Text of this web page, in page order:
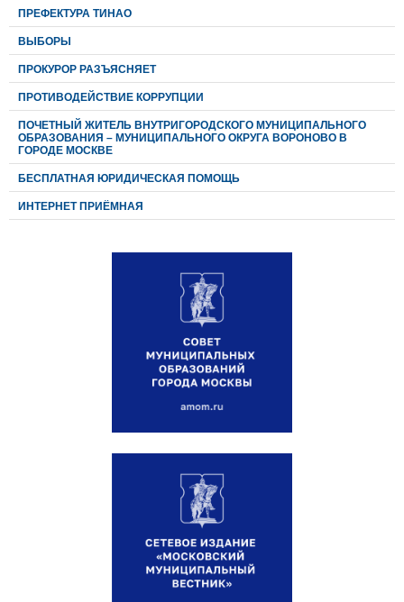
ПРЕФЕКТУРА ТИНАО
ВЫБОРЫ
ПРОКУРОР РАЗЪЯСНЯЕТ
ПРОТИВОДЕЙСТВИЕ КОРРУПЦИИ
ПОЧЕТНЫЙ ЖИТЕЛЬ ВНУТРИГОРОДСКОГО МУНИЦИПАЛЬНОГО
ОБРАЗОВАНИЯ – МУНИЦИПАЛЬНОГО ОКРУГА ВОРОНОВО В
ГОРОДЕ МОСКВЕ
БЕСПЛАТНАЯ ЮРИДИЧЕСКАЯ ПОМОЩЬ
ИНТЕРНЕТ ПРИЁМНАЯ